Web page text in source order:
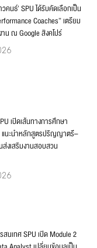
คนธ์’ SPU ได้รับคัดเลือกเป็น
Coaches” เตรียม
น ณ Google สิงคโปร์
เปิดเส้นทางการศึกษา
นะนำหลักสูตรปริญญาตรี–
งเสริมงานสอบสวน
สนเทศ SPU เปิด Module 2